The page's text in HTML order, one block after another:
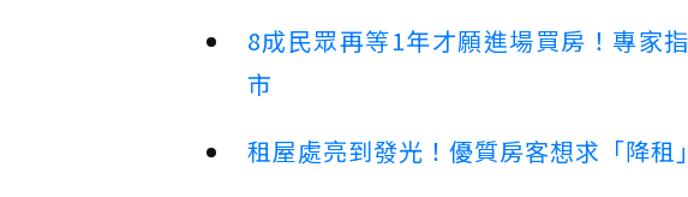
8成民眾再等1年才願進場買房！專家
市
租屋處亮到發光！優質房客想求「降